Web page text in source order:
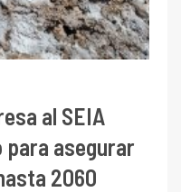
al SEIA
asegurar
2060